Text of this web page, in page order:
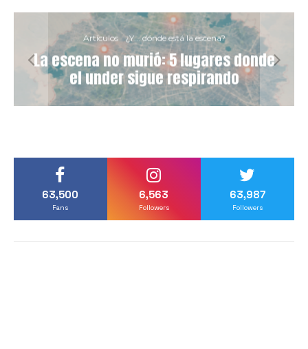
Artículos ¿Y... dónde está la escena?
La escena no murió: 5 lugares donde
el under sigue respirando
63,500
Fans
6,563
Followers
63,987
Followers